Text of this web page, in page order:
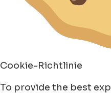
Cookie-Richtlinie
To provide the best